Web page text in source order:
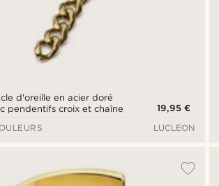
d'oreille en acier doré
pendentifs croix et chaîne
19,95 €
LUCLEON